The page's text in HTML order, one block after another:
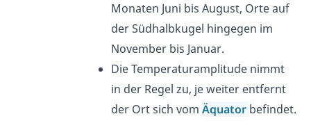
Monaten Juni bis August, Orte auf
der Südhalbkugel hingegen im
November bis Januar.
Die Temperaturamplitude nimmt
in der Regel zu, je weiter entfernt
der Ort sich vomÄquator befindet.